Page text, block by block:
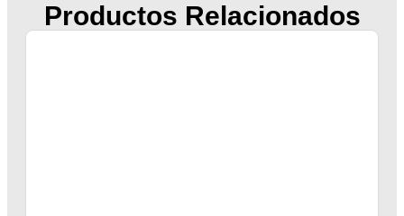
Productos Relacionados